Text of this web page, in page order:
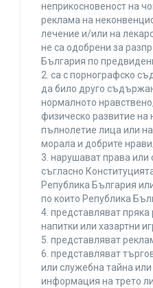
неприкосновеност на
реклама на
лечение и/или на
не са одобрени за
България по
2. са с порнографско
да било друго
нормалното
физическо развитие
пълнолетие лица или
морала и добрите нрави;
3. нарушават права или
съгласно
Република България
по които Република
4. представляват
напитки или хазартни
5. представляват
6. представляват
или служебна тайна
информация на трето